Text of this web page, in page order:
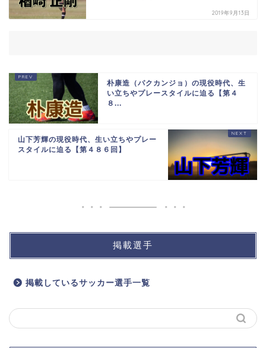
2019年9月13日
朴康造（パクカンジョ）の現役時代、生
い立ちやプレースタイルに迫る【第４
８...
山下芳輝の現役時代、生い立ちやプレー
スタイルに迫る【第４８６回】
掲載選手
掲載しているサッカー選手一覧